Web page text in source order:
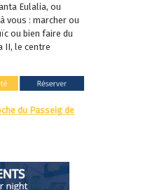
Eulalia, ou
vous : marcher ou
ou bien faire du
II, le centre
du Passeig de